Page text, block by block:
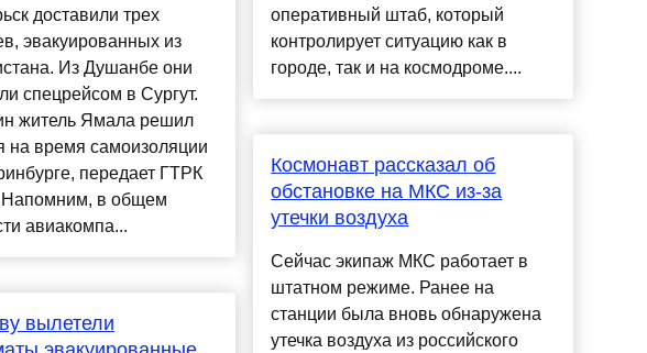
доставили трех
эвакуированных из
Из Душанбе они
спецрейсом в Сургут.
житель Ямала решил
на время самоизоляции
передает ГТРК
в общем
авиакомпа...
вылетели
оперативный штаб, который
контролирует ситуацию как в
городе, так и на космодроме....
Космонавт рассказал об
обстановке на МКС из-за
утечки воздуха
Сейчас экипаж МКС работает в
штатном режиме. Ранее на
станции была вновь обнаружена
утечка воздуха из российского